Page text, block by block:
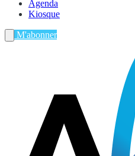
Agenda
Kiosque
M'abonner